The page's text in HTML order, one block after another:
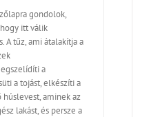
gondolok,
itt válik
A tűz, ami átalakítja a
a
a tojást, elkészíti a
aminek az
lakást, és persze a